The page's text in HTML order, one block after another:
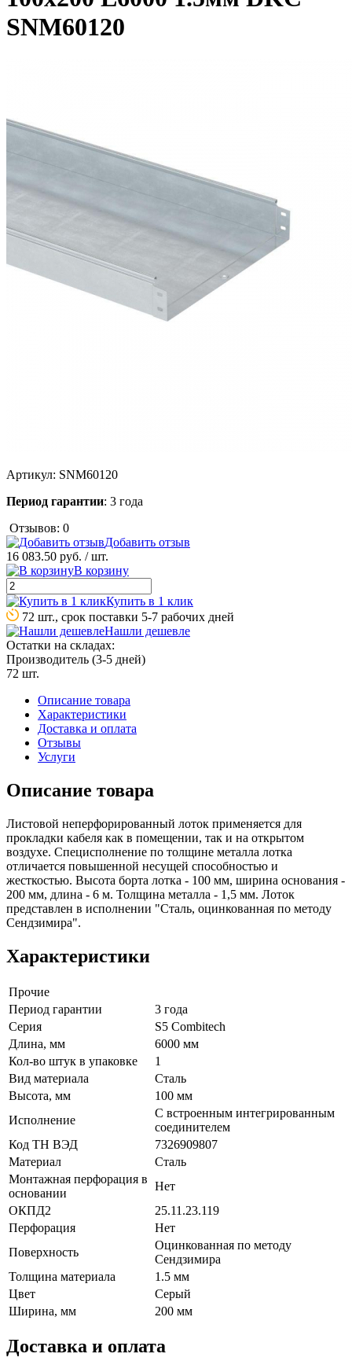
SNM60120
Артикул: SNM60120
Период гарантии: 3 года
Отзывов: 0
Добавить отзыв
16 083.50 руб. / шт.
В корзину
Купить в 1 клик
72 шт., срок поставки 5-7 рабочих дней
Нашли дешевле
Остатки на складах:
Производитель (3-5 дней)
72 шт.
Описание товара
Характеристики
Доставка и оплата
Отзывы
Услуги
Описание товара
Листовой неперфорированный лоток применяется для
прокладки кабеля как в помещении, так и на открытом
воздухе. Специсполнение по толщине металла лотка
отличается повышенной несущей способностью и
жесткостью. Высота борта лотка - 100 мм, ширина основания -
200 мм, длина - 6 м. Толщина металла - 1,5 мм. Лоток
представлен в исполнении "Сталь, оцинкованная по методу
Сендзимира".
Характеристики
Прочие
Период гарантии
3 года
Серия
S5 Combitech
Длина, мм
6000 мм
Кол-во штук в упаковке
1
Вид материала
Сталь
Высота, мм
100 мм
Исполнение
С встроенным интегрированным
соединителем
Код ТН ВЭД
7326909807
Материал
Сталь
Монтажная перфорация в
основании
Нет
ОКПД2
25.11.23.119
Перфорация
Нет
Поверхность
Оцинкованная по методу
Сендзимира
Толщина материала
1.5 мм
Цвет
Серый
Ширина, мм
200 мм
Доставка и оплата